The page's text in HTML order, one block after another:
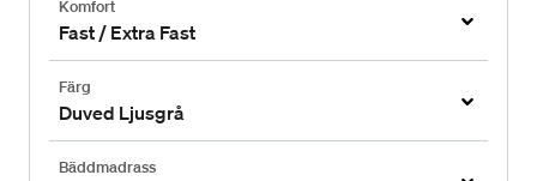
Komfort
Fast / Extra Fast
Färg
Duved Ljusgrå
Bäddmadrass